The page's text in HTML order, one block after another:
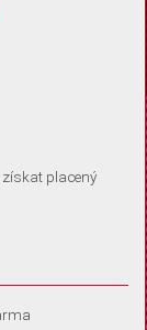
souhlas s
a
abychom se
upravit ve Správě
placený